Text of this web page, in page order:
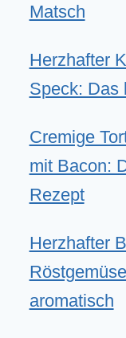
Matsch
Herzhafter
Speck: Das
Cremige
mit Bacon:
Rezept
Herzhafter
aromatisch